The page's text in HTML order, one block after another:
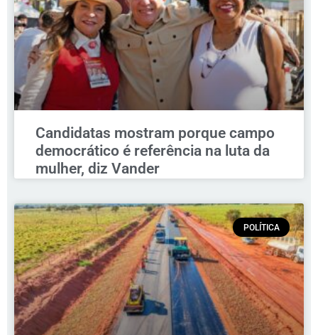
Candidatas mostram porque campo
democrático é referência na luta da
mulher, diz Vander
POLÍTICA